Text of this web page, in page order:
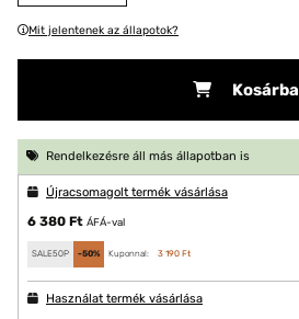
Mit jelentenek az állapotok?
Kosárba
Rendelkezésre áll más állapotban is
Újracsomagolt termék vásárlása
6 380 Ft ÁFÁ-val
SALE50P -50% Kuponnal: 3 190 Ft
Használat termék vásárlása